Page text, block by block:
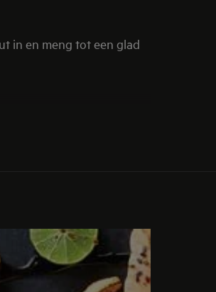
in en meng tot een glad
Giet het beslag over de